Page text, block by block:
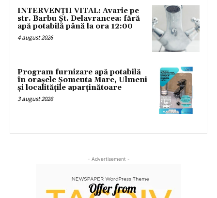
INTERVENȚII VITAL: Avarie pe
str. Barbu Șt. Delavrancea: fără
apă potabilă până la ora 12:00
4 august 2026
Program furnizare apă potabilă
în orașele Șomcuta Mare, Ulmeni
și localitățile aparținătoare
3 august 2026
- Advertisement -